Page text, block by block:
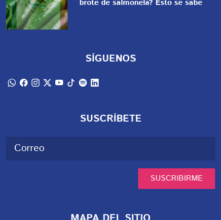
brote de salmonela? Esto se sabe
SÍGUENOS
SUSCRÍBETE
SUSCRIBIRME